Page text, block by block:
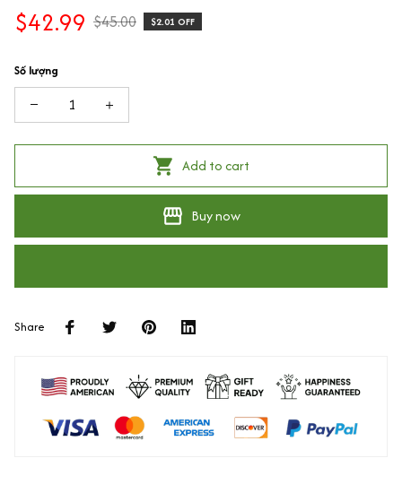
$42.99 $45.00 $2.01 OFF
Số lượng
Add to cart
Buy now
Share